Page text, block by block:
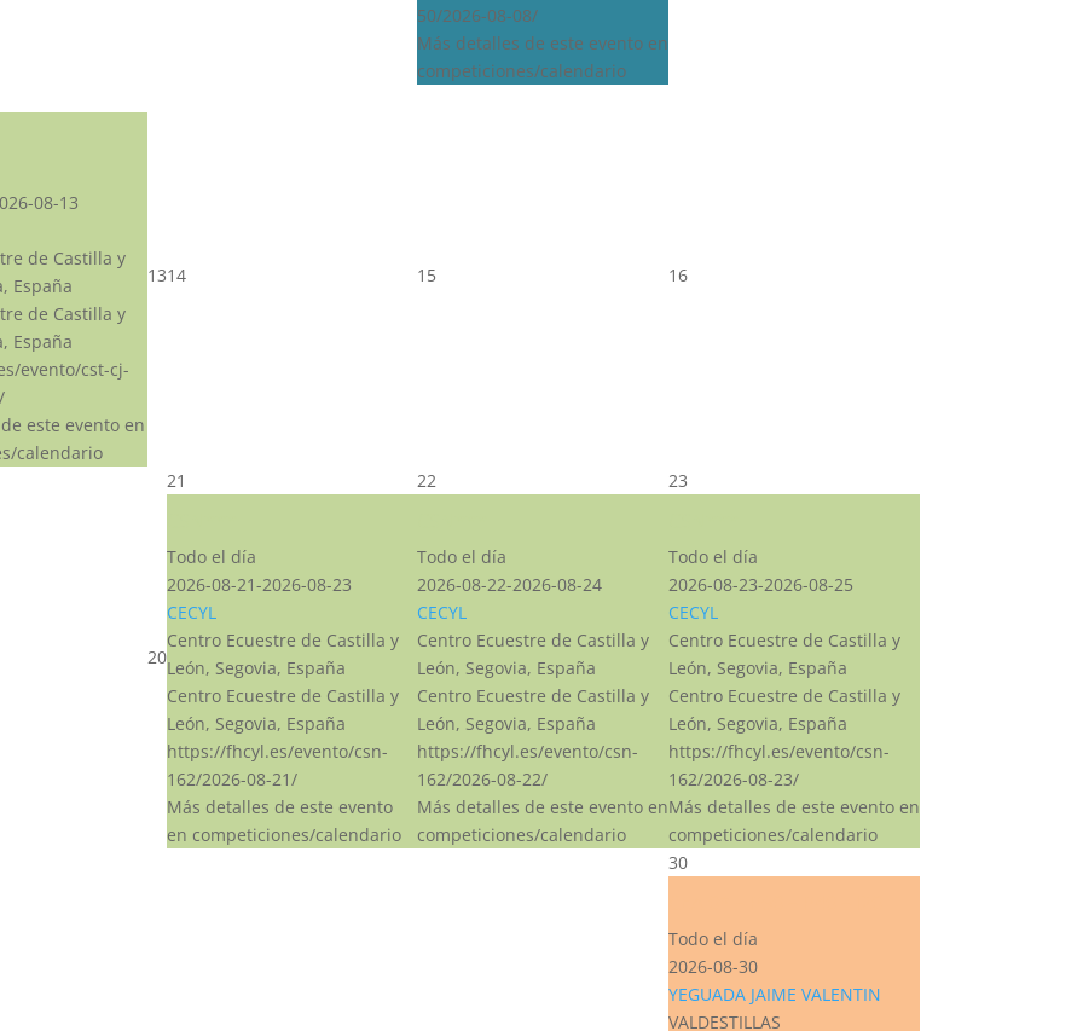
50/2026-08-08/
Más detalles de este evento en
competiciones/calendario
08-13
de Castilla y
España
de Castilla y
España
evento/cst-cj-
este evento en
calendario
1314 15 16
20
21
Todo el día
2026-08-21-2026-08-23
CECYL
Centro Ecuestre de Castilla y
León, Segovia, España
Centro Ecuestre de Castilla y
León, Segovia, España
https://fhcyl.es/evento/csn-
162/2026-08-21/
Más detalles de este evento
en competiciones/calendario
22
Todo el día
2026-08-22-2026-08-24
CECYL
Centro Ecuestre de Castilla y
León, Segovia, España
Centro Ecuestre de Castilla y
León, Segovia, España
https://fhcyl.es/evento/csn-
162/2026-08-22/
Más detalles de este evento en
competiciones/calendario
23
Todo el día
2026-08-23-2026-08-25
CECYL
Centro Ecuestre de Castilla y
León, Segovia, España
Centro Ecuestre de Castilla y
León, Segovia, España
https://fhcyl.es/evento/csn-
162/2026-08-23/
Más detalles de este evento en
competiciones/calendario
30
Todo el día
2026-08-30
YEGUADA JAIME VALENTIN
VALDESTILLAS